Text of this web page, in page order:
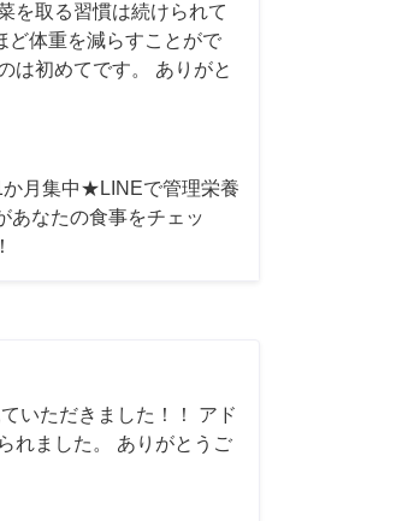
を取る習慣は続けられて
ど体重を減らすことがで
は初めてです。 ありがと
月集中★LINEで管理栄養
あなたの食事をチェッ
いただきました！！ アド
れました。 ありがとうご